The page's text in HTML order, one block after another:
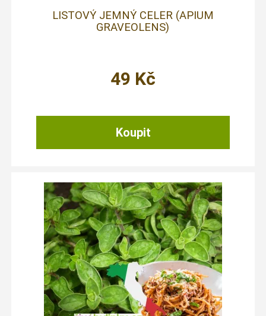
LISTOVÝ JEMNÝ CELER (APIUM
GRAVEOLENS)
49 Kč